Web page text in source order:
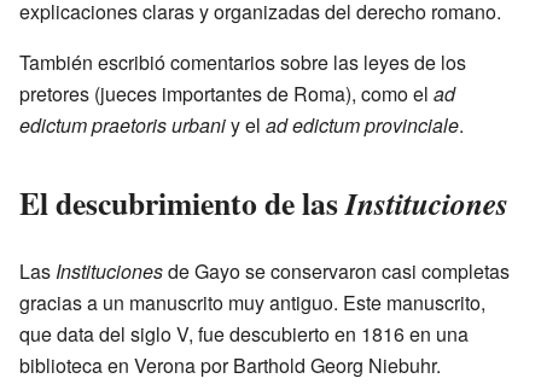
explicaciones claras y organizadas del derecho romano.
También escribió comentarios sobre las leyes de los
pretores (jueces importantes de Roma), como el ad
edictum praetoris urbaniy el ad edictum provinciale.
El descubrimiento de lasInstituciones
Las Institucionesde Gayo se conservaron casi completas
gracias a un manuscrito muy antiguo. Este manuscrito,
que data del siglo V, fue descubierto en 1816 en una
biblioteca en Verona por Barthold Georg Niebuhr.